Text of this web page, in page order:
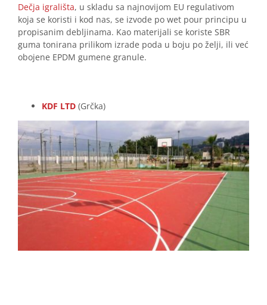
Dečja igrališta, u skladu sa najnovijom EU regulativom
koja se koristi i kod nas, se izvode po wet pour principu u
propisanim debljinama. Kao materijali se koriste SBR
guma tonirana prilikom izrade poda u boju po želji, ili već
obojene EPDM gumene granule.
KDF LTD (Grčka)